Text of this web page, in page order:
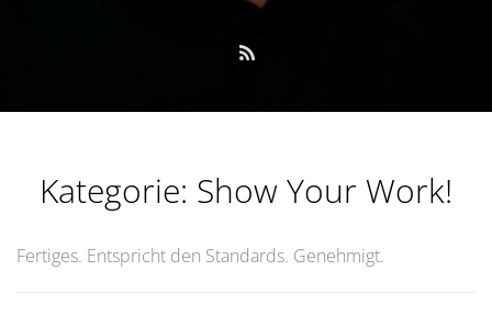
Kategorie: Show Your Work!
Fertiges. Entspricht den Standards. Genehmigt.